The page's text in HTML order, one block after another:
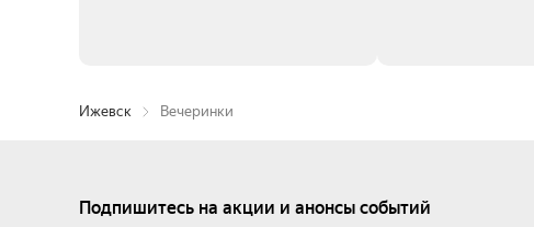
Ижевск Вечеринки
Подпишитесь на акции и анонсы событий